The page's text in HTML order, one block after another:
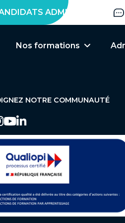
Nos formations
Formation en Faq
NOTRE COMMUNAUTÉ